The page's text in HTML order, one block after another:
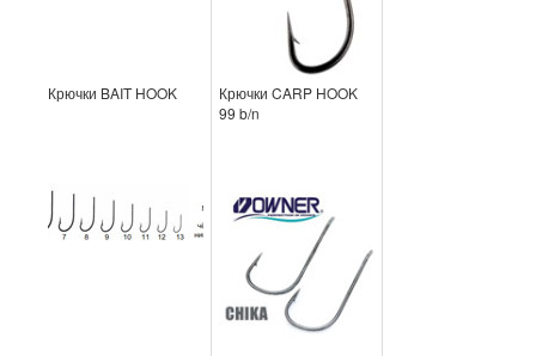
Крючки BAIT HOOK
Крючки CARP HOOK
99 b/n